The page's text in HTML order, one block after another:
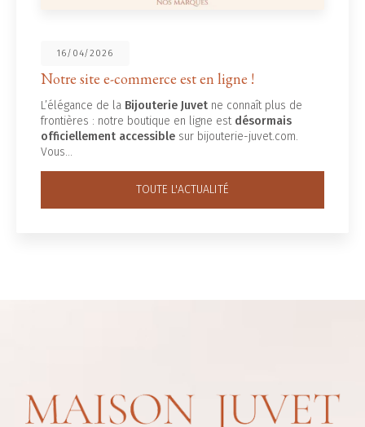
16/04/2026
Notre site e-commerce est en ligne !
L’élégance de laBijouterie Juvetne connaît plus de
frontières : notre boutique en ligne estdésormais
officiellement accessiblesur bijouterie-juvet.com.
TOUTE L'ACTUALITÉ